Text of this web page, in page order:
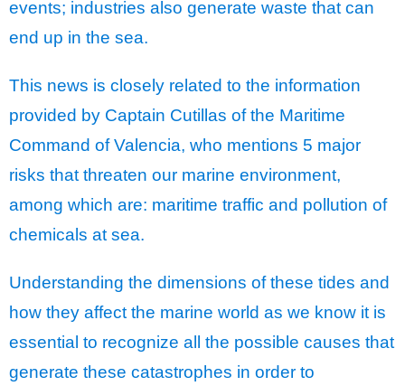
events; industries also generate waste that can
end up in the sea.
This news is closely related to the information
provided by Captain Cutillas of the Maritime
Command of Valencia, who mentions 5 major
risks that threaten our marine environment,
among which are: maritime traffic and pollution of
chemicals at sea.
Understanding the dimensions of these tides and
how they affect the marine world as we know it is
essential to recognize all the possible causes that
generate these catastrophes in order to